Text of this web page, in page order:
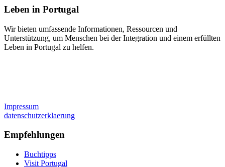
Leben in Portugal
Wir bieten umfassende Informationen, Ressourcen und
Unterstützung, um Menschen bei der Integration und einem erfüllten
Leben in Portugal zu helfen.
Impressum
datenschutzerklaerung
Empfehlungen
Buchtipps
Visit Portugal